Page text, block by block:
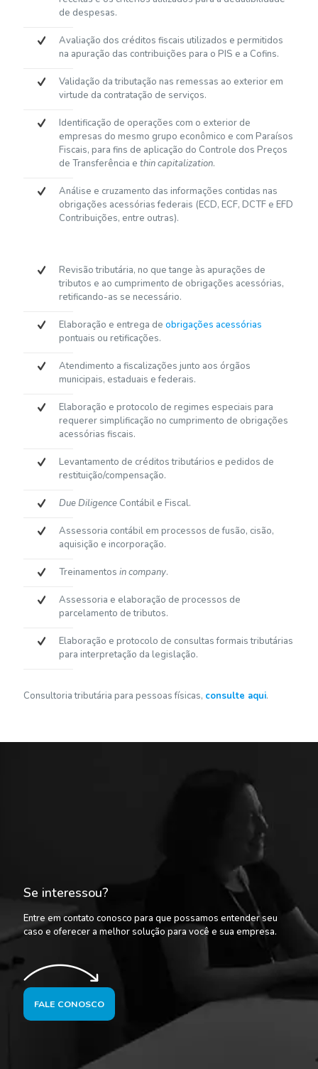
de despesas.
Avaliação dos créditos fiscais utilizados e permitidos
na apuração das contribuições para o PIS e a Cofins.
Validação da tributação nas remessas ao exterior em
virtude da contratação de serviços.
Identificação de operações com o exterior de
empresas do mesmo grupo econômico e com Paraísos
Fiscais, para fins de aplicação do Controle dos Preços
de Transferência e thin capitalization.
Análise e cruzamento das informações contidas nas
obrigações acessórias federais (ECD, ECF, DCTF e EFD
Contribuições, entre outras).
Revisão tributária, no que tange às apurações de
tributos e ao cumprimento de obrigações acessórias,
retificando-as se necessário.
Elaboração e entrega de obrigações acessórias
pontuais ou retificações.
Atendimento a fiscalizações junto aos órgãos
municipais, estaduais e federais.
Elaboração e protocolo de regimes especiais para
requerer simplificação no cumprimento de obrigações
acessórias fiscais.
Levantamento de créditos tributários e pedidos de
restituição/compensação.
Due Diligence Contábil e Fiscal.
Assessoria contábil em processos de fusão, cisão,
aquisição e incorporação.
Treinamentos in company.
Assessoria e elaboração de processos de
parcelamento de tributos.
Elaboração e protocolo de consultas formais tributárias
para interpretação da legislação.
Consultoria tributária para pessoas físicas, consulte aqui.
Se interessou?
Entre em contato conosco para que possamos entender seu
caso e oferecer a melhor solução para você e sua empresa.
FALE CONOSCO